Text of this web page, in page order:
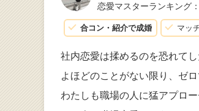
恋愛マスターランキング：
合コン・紹介で成婚 マッ
社内恋愛は揉めるのを恐れて
よほどのことがない限り、ゼ
わたしも職場の人に猛アプロ